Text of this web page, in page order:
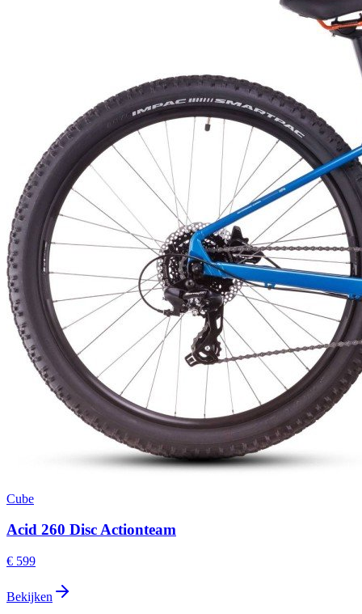
Cube
Acid 260 Disc Actionteam
€ 599
Bekijken